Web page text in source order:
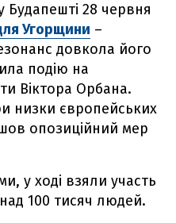
Будапешті 28 червня
Угорщини –
довкола його
подію на
Віктора Орбана.
низки європейських
опозиційний мер
у ході взяли участь
100 тисяч людей.